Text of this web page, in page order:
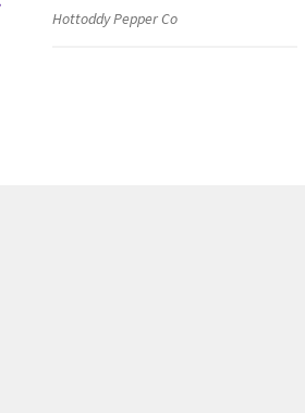
Hottoddy Pepper Co